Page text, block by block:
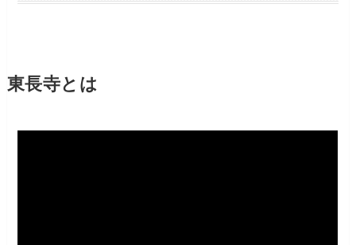
東長寺とは